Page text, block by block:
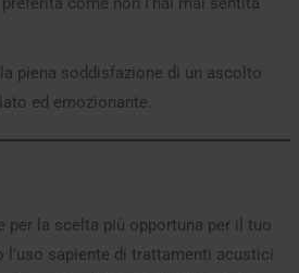
piena soddisfazione di un ascolto
ed emozionante.
per la scelta più opportuna per il tuo
l’uso sapiente di trattamenti acustici